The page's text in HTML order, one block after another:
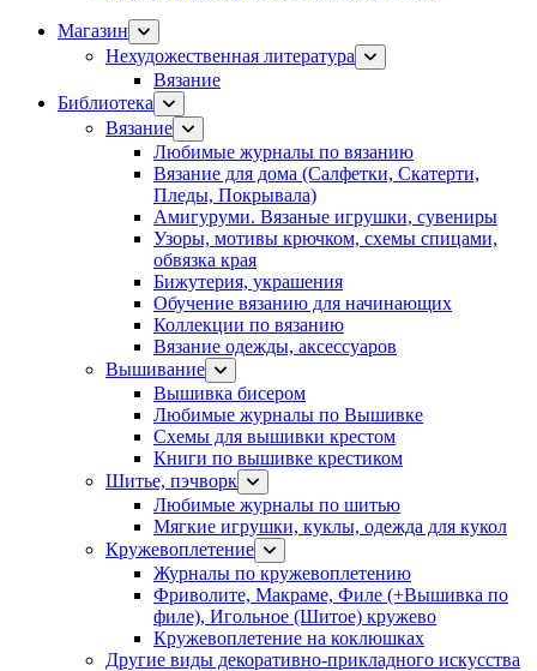
Магазин
Нехудожественная литература
Вязание
Библиотека
Вязание
Любимые журналы по вязанию
Вязание для дома (Салфетки, Скатерти,
Пледы, Покрывала)
Амигуруми. Вязаные игрушки, сувениры
Узоры, мотивы крючком, схемы спицами,
обвязка края
Бижутерия, украшения
Обучение вязанию для начинающих
Коллекции по вязанию
Вязание одежды, аксессуаров
Вышивание
Вышивка бисером
Любимые журналы по Вышивке
Схемы для вышивки крестом
Книги по вышивке крестиком
Шитье, пэчворк
Любимые журналы по шитью
Мягкие игрушки, куклы, одежда для кукол
Кружевоплетение
Журналы по кружевоплетению
Фриволите, Макраме, Филе (+Вышивка по
филе), Игольное (Шитое) кружево
Кружевоплетение на коклюшках
Другие виды декоративно-прикладного искусства